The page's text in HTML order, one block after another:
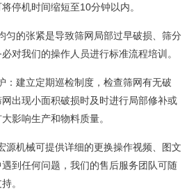
停机时间缩短至10分钟以内。
匀的张紧是导致筛网局部过早破损、筛分
对我们的操作人员进行标准流程培训。
建立定期巡检制度，检查筛网有无破
出现小面积破损时及时进行局部修补或
影响生产和物料质量。
机械可提供详细的更换操作视频、图文
到任何问题，我们的售后服务团队可随
。